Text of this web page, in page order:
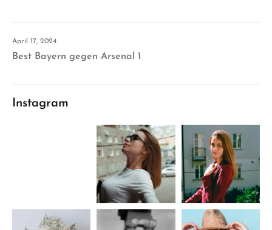
April 17, 2024
Best Bayern gegen Arsenal 1
Instagram